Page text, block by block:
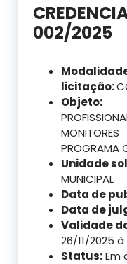
002/2025
licitação:
PROGRAMA
Unidade
MUNICIPAL
Data de
Data de
Validade
26/11/2025 à
Status:Em